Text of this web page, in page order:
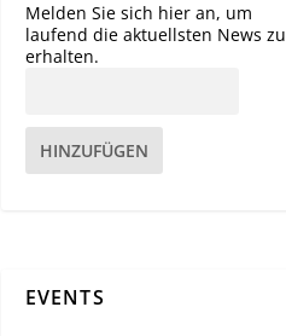
Melden Sie sich hier an, um
laufend die aktuellsten News zu
erhalten.
HINZUFÜGEN
EVENTS